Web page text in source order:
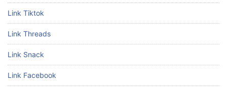
Link Tiktok
Link Threads
Link Snack
Link Facebook